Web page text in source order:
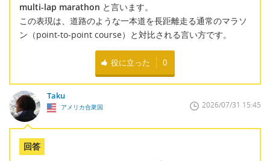
multi-lap marathon と言います。
この表現は、道路のような一本道を長距離走る通常のマラソ
ン（point-to-point course）と対比される言い方です。
役に立った 0
Taku
アメリカ合衆国 2026/07/31 15:45
回答